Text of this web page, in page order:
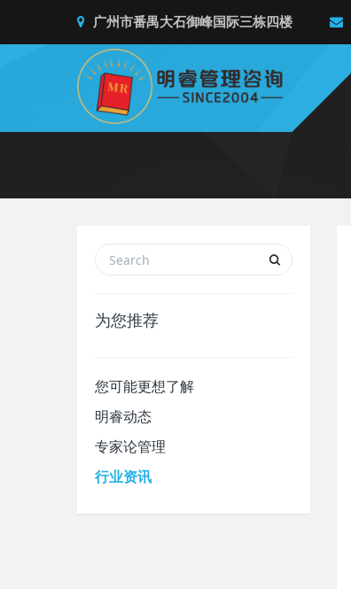
广州市番禺大石御峰国际三栋四楼
为您推荐
您可能更想了解
明睿动态
专家论管理
行业资讯